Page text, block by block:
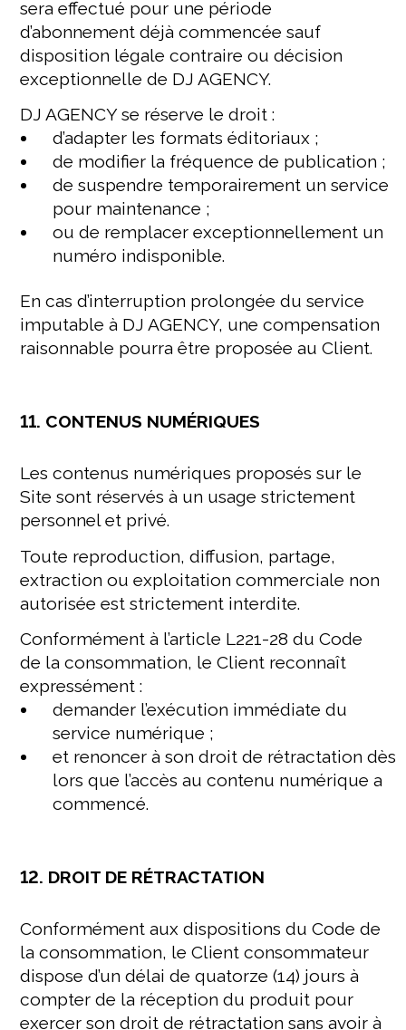
sera effectué pour une période
d’abonnement déjà commencée sauf
disposition légale contraire ou décision
exceptionnelle de DJ AGENCY.
DJ AGENCY se réserve le droit :
d’adapter les formats éditoriaux ;
de modifier la fréquence de publication ;
de suspendre temporairement un service
pour maintenance ;
ou de remplacer exceptionnellement un
numéro indisponible.
En cas d’interruption prolongée du service
imputable à DJ AGENCY, une compensation
raisonnable pourra être proposée au Client.
11. CONTENUS NUMÉRIQUES
Les contenus numériques proposés sur le
Site sont réservés à un usage strictement
personnel et privé.
Toute reproduction, diffusion, partage,
extraction ou exploitation commerciale non
autorisée est strictement interdite.
Conformément à l’article L221-28 du Code
de la consommation, le Client reconnaît
expressément :
demander l’exécution immédiate du
service numérique ;
et renoncer à son droit de rétractation dès
lors que l’accès au contenu numérique a
commencé.
12. DROIT DE RÉTRACTATION
Conformément aux dispositions du Code de
la consommation, le Client consommateur
dispose d’un délai de quatorze (14) jours à
compter de la réception du produit pour
exercer son droit de rétractation sans avoir à